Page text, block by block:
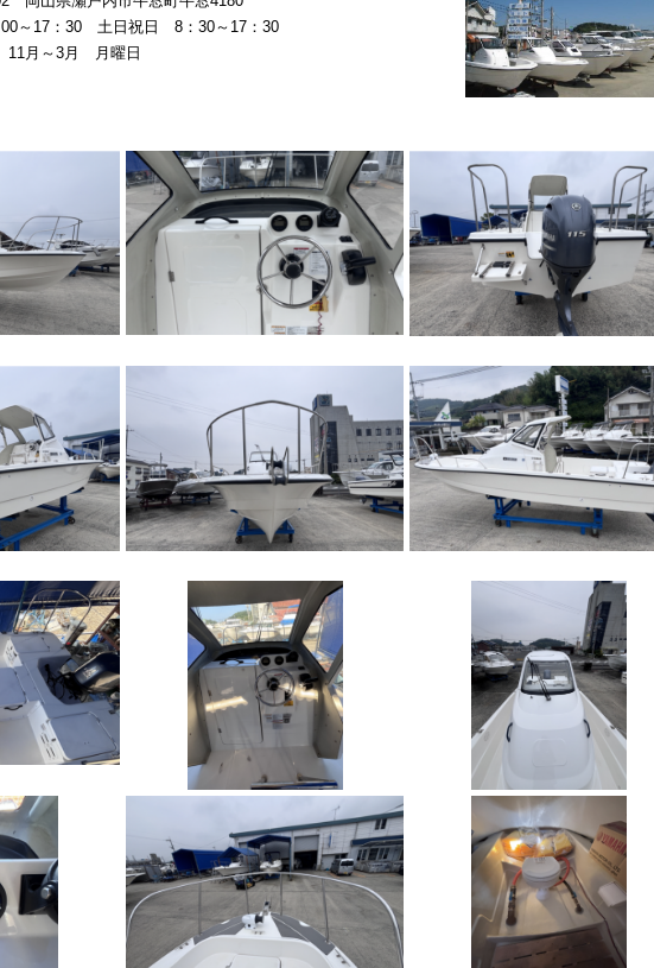
～17：30 土日祝日 8：30～17：30
月～3月 月曜日